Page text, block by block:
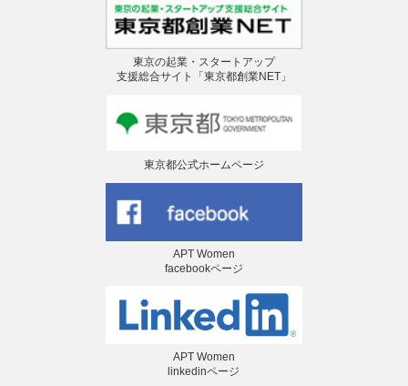
東京の起業・スタートアップ
支援総合サイト「東京都創業NET」
東京都公式ホームページ
APT Women
facebookページ
APT Women
linkedinページ